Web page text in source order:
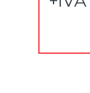
Fornecida